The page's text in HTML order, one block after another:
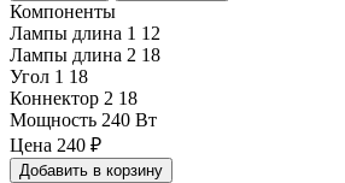
Компоненты
Лампы длина 1 12
Лампы длина 2 18
Угол 1 18
Коннектор 2 18
Мощность 240 Вт
Цена 240 ₽
Добавить в корзину